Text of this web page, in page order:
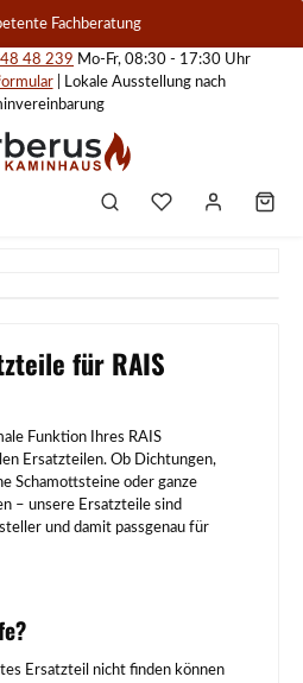
Fachberatung
48 239 Mo-Fr, 08:30 - 17:30 Uhr
| Lokale Ausstellung nach
für RAIS
Funktion Ihres RAIS
Ersatzteilen. Ob Dichtungen,
Schamottsteine oder ganze
– unsere Ersatzteile sind
und damit passgenau für
Ersatzteil nicht finden können